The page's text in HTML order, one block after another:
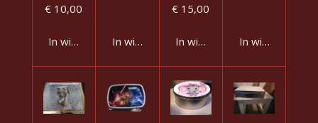
€ 10,00
In winkelwagenIn winkelwagen
€ 15,00
In winkelwagenIn winkelwagen